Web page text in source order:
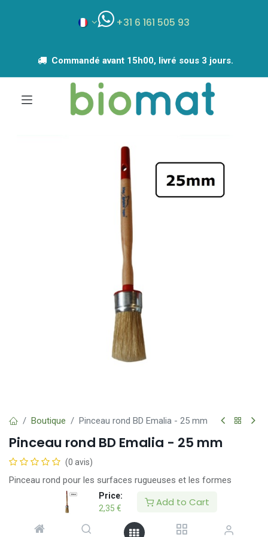
Price:
2,35 € Add to Cart
+31 6 161 505 93
Commandé avant 15h00, livré sous 3 jours.
Boutique Pinceau rond BD Emalia - 25 mm
Pinceau rond BD Emalia - 25 mm
(0 avis)
Pinceau rond pour les surfaces rugueuses et les formes
Recommandé pour les peintures à l'huile et à base de solvants.
• mélange de poils naturels et synthétiques